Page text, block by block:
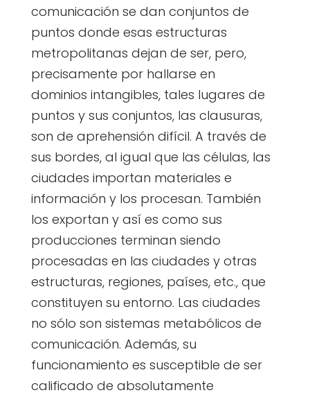
comunicación se dan conjuntos de
puntos donde esas estructuras
metropolitanas dejan de ser, pero,
precisamente por hallarse en
dominios intangibles, tales lugares de
puntos y sus conjuntos, las clausuras,
son de aprehensión difícil. A través de
sus bordes, al igual que las células, las
ciudades importan materiales e
información y los procesan. También
los exportan y así es como sus
producciones terminan siendo
procesadas en las ciudades y otras
estructuras, regiones, países, etc., que
constituyen su entorno. Las ciudades
no sólo son sistemas metabólicos de
comunicación. Además, su
funcionamiento es susceptible de ser
calificado de absolutamente